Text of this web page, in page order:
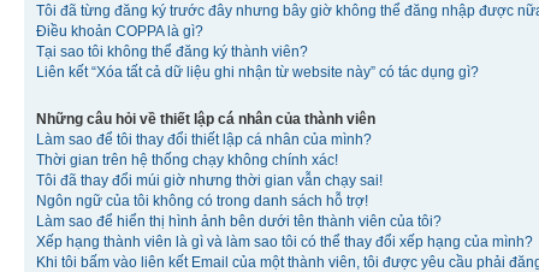
Tôi đã từng đăng ký trước đây nhưng bây giờ không thể đăng nhập được
Điều khoản COPPA là gì?
Tại sao tôi không thể đăng ký thành viên?
Liên kết “Xóa tất cả dữ liệu ghi nhận từ website này” có tác dụng gì?
Những câu hỏi về thiết lập cá nhân của thành viên
Làm sao để tôi thay đổi thiết lập cá nhân của mình?
Thời gian trên hệ thống chạy không chính xác!
Tôi đã thay đổi múi giờ nhưng thời gian vẫn chạy sai!
Ngôn ngữ của tôi không có trong danh sách hỗ trợ!
Làm sao để hiển thị hình ảnh bên dưới tên thành viên của tôi?
Xếp hạng thành viên là gì và làm sao tôi có thể thay đổi xếp hạng của mình?
Khi tôi bấm vào liên kết Email của một thành viên, tôi được yêu cầu phải